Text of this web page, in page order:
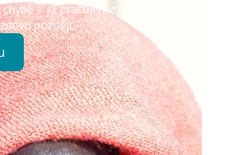
chybě – již pracujeme na opravě.
později.